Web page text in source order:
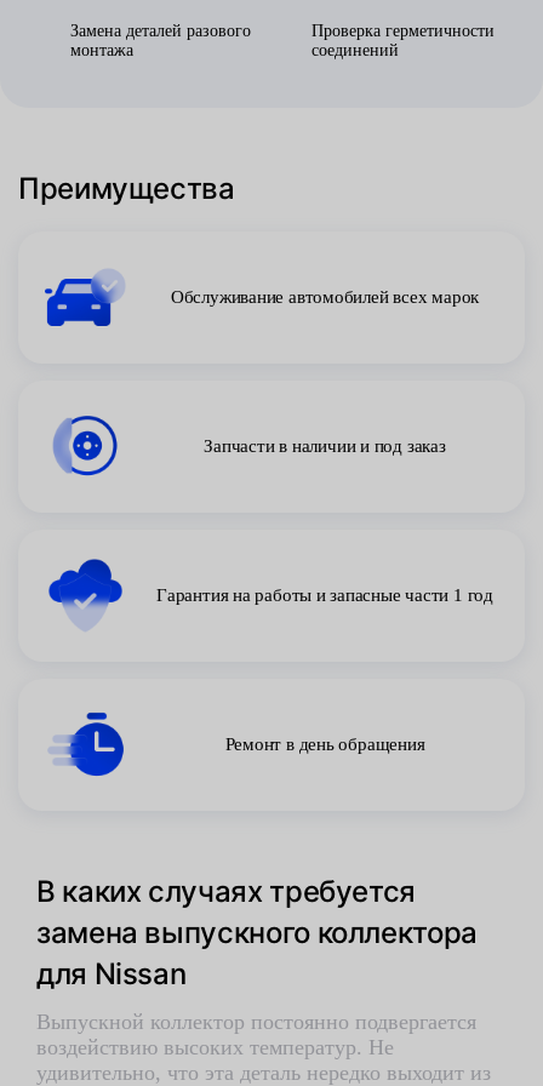
Замена деталей разового
монтажа
Проверка герметичности
соединений
Преимущества
Обслуживание автомобилей всех марок
Запчасти в наличии и под заказ
Гарантия на работы и запасные части 1 год
Ремонт в день обращения
В каких случаях требуется
замена выпускного коллектора
для Nissan
Выпускной коллектор постоянно подвергается
воздействию высоких температур. Не
удивительно, что эта деталь нередко выходит из